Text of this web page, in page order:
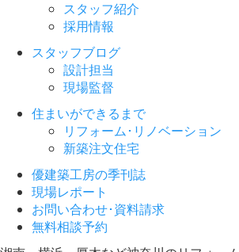
スタッフ紹介
採用情報
スタッフブログ
設計担当
現場監督
住まいができるまで
リフォーム･リノベーション
新築注文住宅
優建築工房の季刊誌
現場レポート
お問い合わせ･資料請求
無料相談予約